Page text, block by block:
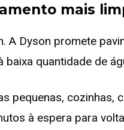
mais
A Dyson promete
quantidade de
pequenas, cozinhas,
à espera para